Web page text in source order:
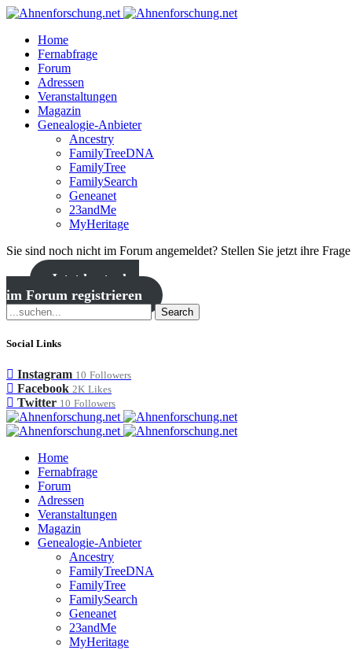
Home
Fernabfrage
Forum
Adressen
Veranstaltungen
Magazin
Genealogie-Anbieter
Ancestry
FamilyTreeDNA
FamilyTree
FamilySearch
Geneanet
23andMe
MyHeritage
Sie sind noch nicht im Forum angemeldet? Stellen Sie jetzt ihre
Jetzt kostenlos
im Forum registrieren
Search
Social Links
Instagram 10 Followers
Facebook 2K Likes
Twitter 10 Followers
Home
Fernabfrage
Forum
Adressen
Veranstaltungen
Magazin
Genealogie-Anbieter
Ancestry
FamilyTreeDNA
FamilyTree
FamilySearch
Geneanet
23andMe
MyHeritage